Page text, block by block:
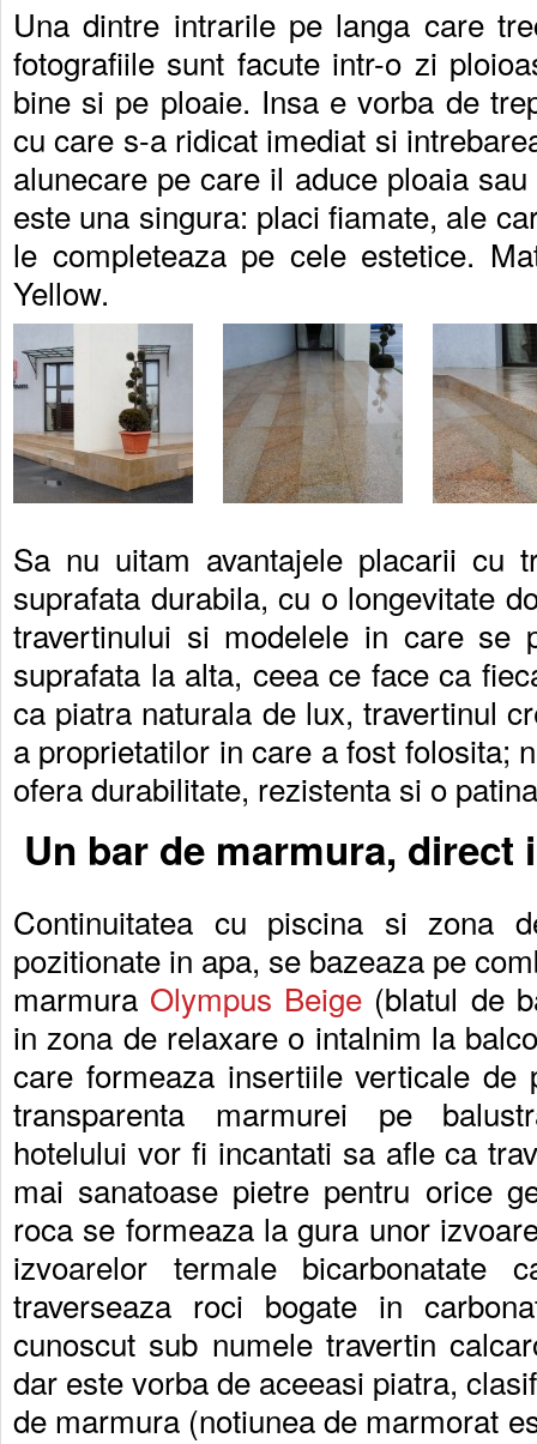
Una dintre intrarile pe langa care
fotografiile sunt facute intr-o zi
bine si pe ploaie. Insa e vorba de
cu care s-a ridicat imediat si
alunecare pe care il aduce ploaia
este una singura: placi fiamate, ale
le completeaza pe cele estetice.
Yellow.
Sa nu uitam avantajele placarii cu
suprafata durabila, cu o longevitate
travertinului si modelele in care se
suprafata la alta, ceea ce face ca
ca piatra naturala de lux, travertinul
a proprietatilor in care a fost folosita;
ofera durabilitate, rezistenta si o
Un bar de marmura, direct
Continuitatea cu piscina si zona
pozitionate in apa, se bazeaza pe
marmura Olympus Beige (blatul de
in zona de relaxare o intalnim la
care formeaza insertiile verticale de
transparenta marmurei pe
hotelului vor fi incantati sa afle ca
mai sanatoase pietre pentru orice
roca se formeaza la gura unor
izvoarelor termale
traverseaza roci bogate in
cunoscut sub numele travertin
dar este vorba de aceeasi piatra,
de marmura (notiunea de marmorat